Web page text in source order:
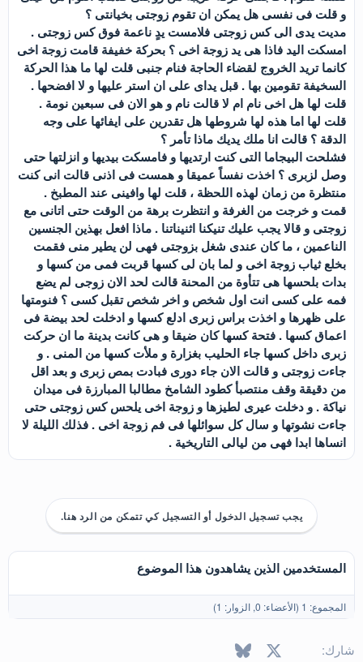
و قلت فى نفسى هل يمكن ان تقوم زوجتى بخيانتى ؟
مديت يدى الى كس زوجتى فلامست يدٍ ناعمة فوق كس زوجتى .
امسكت اليد فاذا هى يد زوجة اخى ؟ بحركة خفيفة قامت زوجة اخى
كانما تريد الخروج لقضاء الحاجة فنام جنبى قلت لها ما هذا الحركة
السخيفة تقومين بها . قبل يداى على ان استر عليها و لا افضحها .
قلت لها هل اخى نام ام لا قالت نام و هو الان فى سبعين نومة .
قلت لها اما هذه لها شروطها هل تقدرين على ايفائها على وجه
الدقة ؟ قالت انا ملك يديك ماذا تأمر ؟
فشلحت البيجاما التى كنت ارتديها و فامسكت بيديها و انزلتها حتى
وصل لزبرى ؟ اخذت نفساً عميقا و همست فى اذنى قالت انى كنت
منتظرة من زمان لهذه اللحظة ، قلت لها وافينى عند المطبخ .
قمت و خرجت من الغرفة و انتظرت برهة من الوقت حتى اتانى مع
زوجتى و قالا يجب عليك تنيكنا اثنيناتنا . ماذا افعل بهذين الجنسين
الناعمين ، ما كان عندى شغل بزوجتى فهى لن يطير منى فقمت
بخلع ثياب زوجة اخى و لما بان لى كسها قربت فمى من كسها و
بدات بلحسها هى تتأوة من المحنة قالت لحد الان زوجى لم يضع
فمه على كسى انت اول شخص و اخر شخص تقبل كسى ؟ فنومتها
على ظهرها و اخذت براس زبرى ادلع كسها و ادخلت لحد بيضة فى
اعماق كسها . فتحة كسها كان ضيقا و هى كانت بدينة ما ان حركت
زبرى داخل كسها جاء الحليب بغزارة و ملأت كسها من المنى . و
جاءت زوجتى و قالت الان جاء دورى فبادت بمص زبرى و بعد اقل
من دقيقة وقف منتصبأ كطود الشامخ مطالبا المبارزة فى ميدان
نياكة . و دخلت عيرى لطيزها و زوجة اخى يلحس كس زوجتى حتى
جاءت نشوتها و سال كل سوائلها فى فم زوجة اخى . فذلك الليلة لا
انساها ابدا فهى من ليالى التاريخية .
يجب تسجيل الدخول أو التسجيل كي تتمكن من الرد هنا.
المستخدمين الذين يشاهدون هذا الموضوع
المجموع: 1 (الأعضاء: 0, الزوار: 1)
شارك: فيسبوك Bluesky